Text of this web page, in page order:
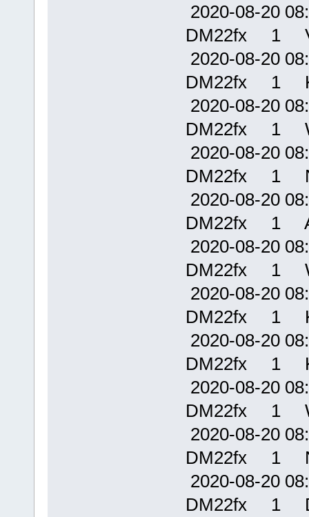
2020-08-
DM22fx 1
2020-08-
DM22fx 1
2020-08-
DM22fx 1
2020-08-
DM22fx 1
2020-08-
DM22fx 1
2020-08-
DM22fx 1
2020-08-
DM22fx 1
2020-08-
DM22fx 1
2020-08-
DM22fx 1
2020-08-
DM22fx 1
2020-08-
DM22fx 1